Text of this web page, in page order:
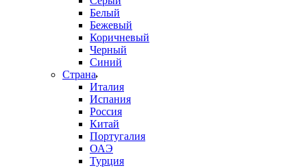
Белый
Бежевый
Коричневый
Черный
Синий
Страна
Италия
Испания
Россия
Китай
Португалия
ОАЭ
Турция